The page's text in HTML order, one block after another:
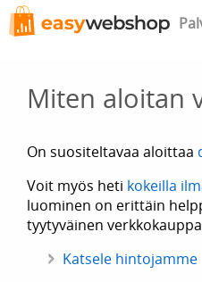
Miten aloitan
On suositeltavaa aloittaa
Voit myös heti kokeilla
luominen on erittäin
tyytyväinen
Katsele hintojamme